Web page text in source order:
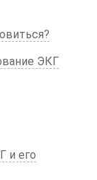
ЭКГ
и его